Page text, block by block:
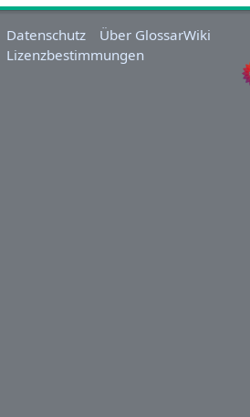
Datenschutz
Über GlossarWiki
Lizenzbestimmungen